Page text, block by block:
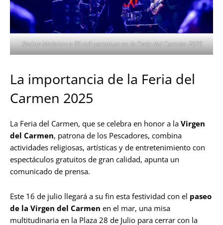
Reúne Molotov a 35 mil personas en la Feria del Carmen 2025
La importancia de la Feria del
Carmen 2025
La Feria del Carmen, que se celebra en honor a la Virgen
del Carmen, patrona de los Pescadores, combina
actividades religiosas, artísticas y de entretenimiento con
espectáculos gratuitos de gran calidad, apunta un
comunicado de prensa.
Este 16 de julio llegará a su fin esta festividad con el paseo
de la Virgen del Carmen en el mar, una misa
multitudinaria en la Plaza 28 de Julio para cerrar con la